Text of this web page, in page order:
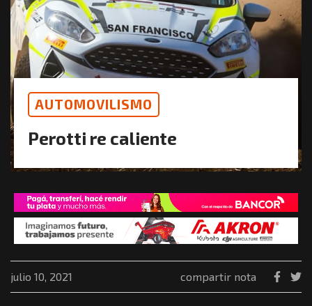
AUTOMOVILISMO
Perotti re caliente
julio 10, 2021 compartir nota